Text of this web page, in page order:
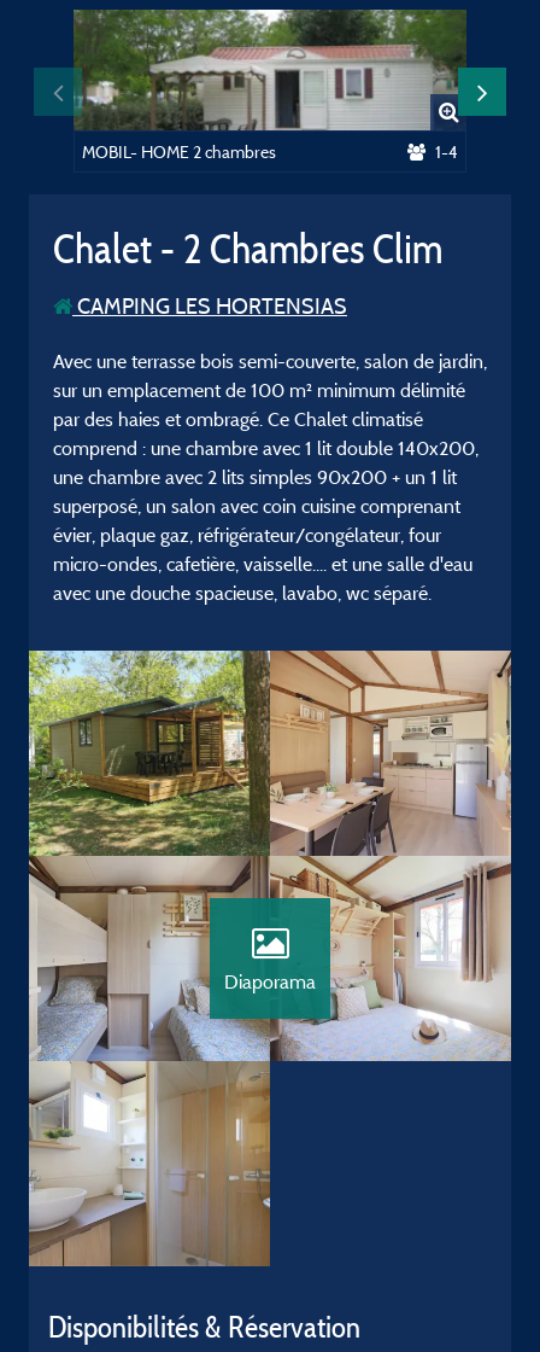
MOBIL- HOME 2 chambres 1-4
Chalet - 2 Chambres Clim
CAMPING LES HORTENSIAS
Avec une terrasse bois semi-couverte, salon de jardin,
sur un emplacement de 100 m² minimum délimité
par des haies et ombragé. Ce Chalet climatisé
comprend : une chambre avec 1 lit double 140x200,
une chambre avec 2 lits simples 90x200 + un 1 lit
superposé, un salon avec coin cuisine comprenant
évier, plaque gaz, réfrigérateur/congélateur, four
micro-ondes, cafetière, vaisselle.... et une salle d'eau
avec une douche spacieuse, lavabo, wc séparé.
Diaporama
Disponibilités & Réservation